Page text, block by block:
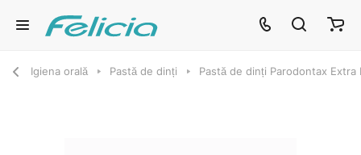
Igiena orală Pastă de dinți Pastă de dinți Parodontax Extra